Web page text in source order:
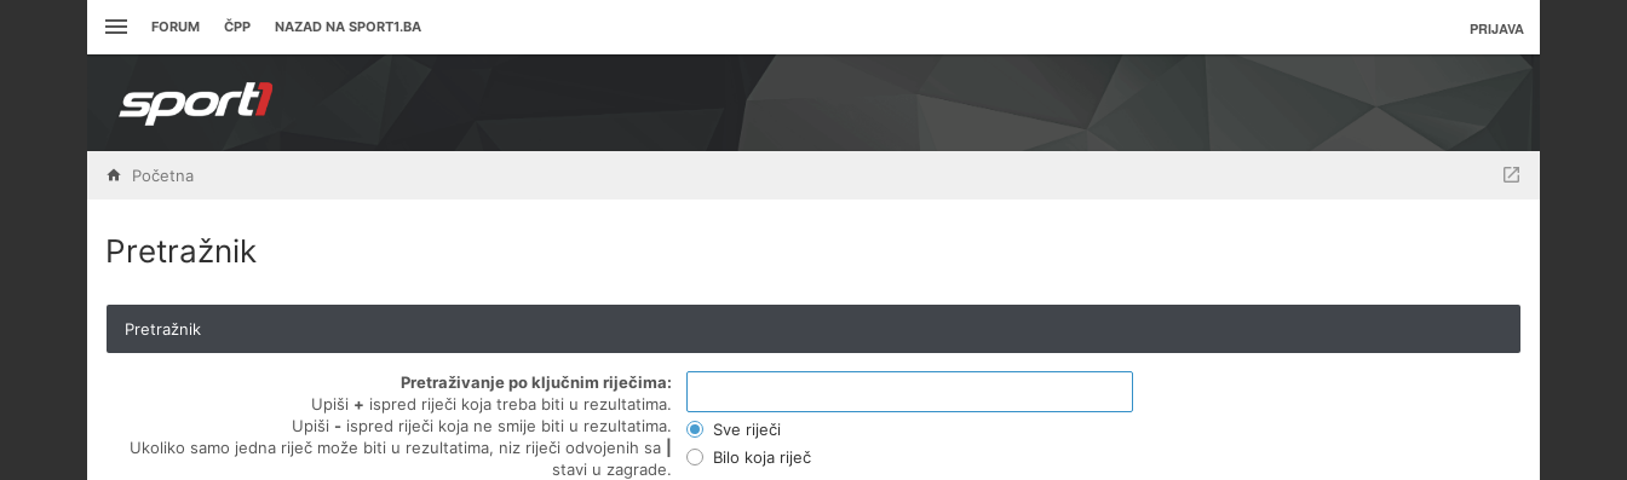
FORUM ČPP NAZAD NA SPORT1.BA PRIJAVA
Početna
Pretražnik
Pretražnik
Pretraživanje po ključnim riječima:
Upiši + ispred riječi koja treba biti u rezultatima.
Upiši - ispred riječi koja ne smije biti u rezultatima.
Ukoliko samo jedna riječ može biti u rezultatima, niz riječi odvojenih sa
stavi u zagrade.
Sve riječi
Bilo koja riječ